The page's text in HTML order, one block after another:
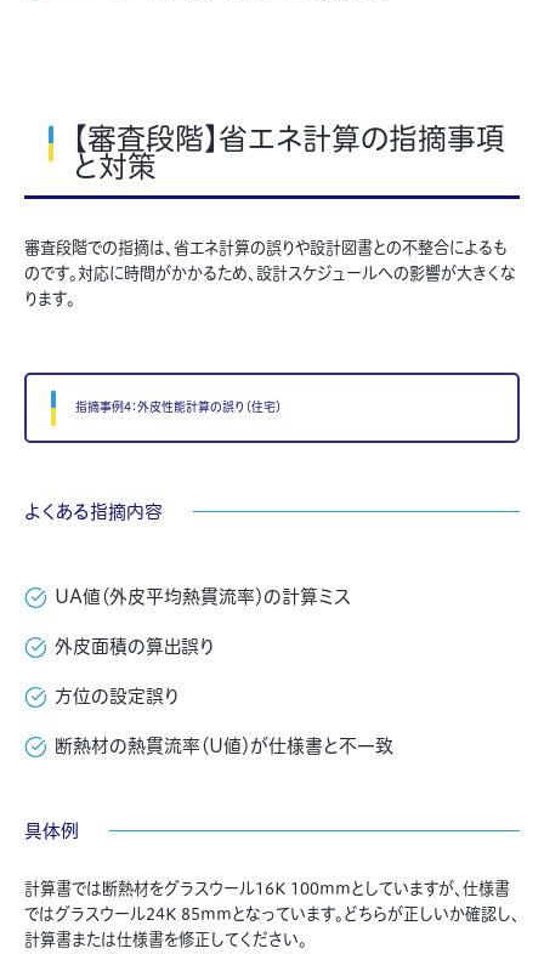
【審査段階】省エネ計算の指摘事項
と対策
審査段階での指摘は、省エネ計算の誤りや設計図書との不整合によるも
のです。対応に時間がかかるため、設計スケジュールへの影響が大きくな
ります。
指摘事例4：外皮性能計算の誤り（住宅）
よくある指摘内容
UA値（外皮平均熱貫流率）の計算ミス
外皮面積の算出誤り
方位の設定誤り
断熱材の熱貫流率（U値）が仕様書と不一致
具体例
計算書では断熱材をグラスウール16K 100mmとしていますが、仕様書
ではグラスウール24K 85mmとなっています。どちらが正しいか確認し、
計算書または仕様書を修正してください。